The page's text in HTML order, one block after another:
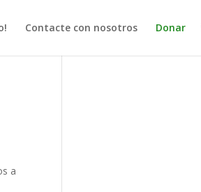
Contacte con nosotros Donar
a